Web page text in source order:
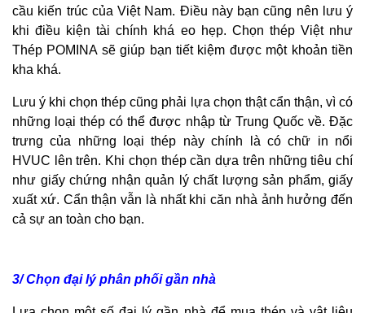
cầu kiến trúc của Việt Nam. Điều này bạn cũng nên lưu ý
khi điều kiện tài chính khá eo hẹp. Chọn thép Việt như
Thép POMINA sẽ giúp bạn tiết kiệm được một khoản tiền
kha khá.
Lưu ý khi chọn thép cũng phải lựa chọn thật cẩn thận, vì có
những loại thép có thể được nhập từ Trung Quốc về. Đặc
trưng của những loại thép này chính là có chữ in nổi
HVUC lên trên. Khi chọn thép cần dựa trên những tiêu chí
như giấy chứng nhận quản lý chất lượng sản phẩm, giấy
xuất xứ. Cẩn thận vẫn là nhất khi căn nhà ảnh hưởng đến
cả sự an toàn cho bạn.
3/ Chọn đại lý phân phối gần nhà